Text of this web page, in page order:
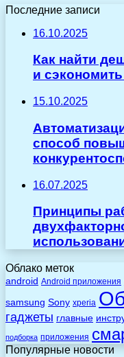
Последние записи
16.10.2025
Как найти
и
15.10.2025
способ
16.07.2025
Принципы
Облако меток
android Android приложения
samsung Sony xperia
гаджеты главные
подборка приложения
Популярные новости